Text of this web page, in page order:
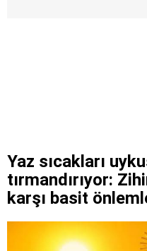
Yaz sıcakları
tırmandırıyor:
karşı basit